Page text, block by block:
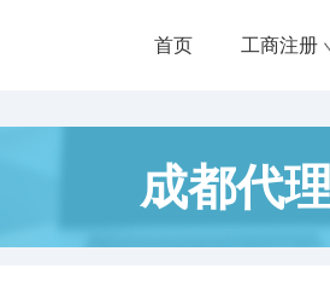
首页 工商注册
成都代